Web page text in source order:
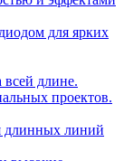
для ярких
всей длине.
проектов.
длинных линий